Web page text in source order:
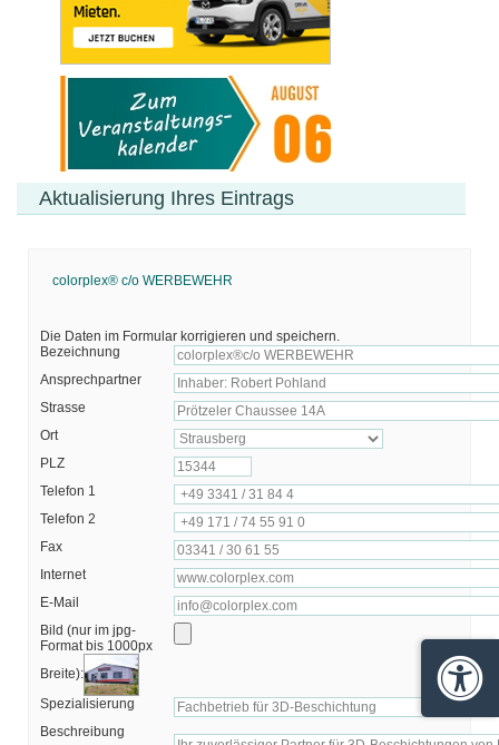
Aktualisierung Ihres Eintrags
colorplex® c/o WERBEWEHR
Die Daten im Formular korrigieren und speichern.
Bezeichnung
Ansprechpartner
Strasse
Ort
PLZ
Telefon 1
Telefon 2
Fax
Internet
E-Mail
Bild (nur im jpg-
Format bis 1000px
Breite):
Spezialisierung
Beschreibung